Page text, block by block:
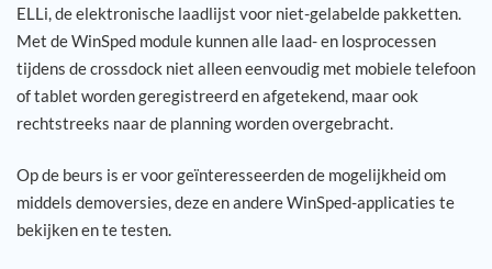
ELLi, de elektronische laadlijst voor niet-gelabelde pakketten.
Met de WinSped module kunnen alle laad- en losprocessen
tijdens de crossdock niet alleen eenvoudig met mobiele telefoon
of tablet worden geregistreerd en afgetekend, maar ook
rechtstreeks naar de planning worden overgebracht.
Op de beurs is er voor geïnteresseerden de mogelijkheid om
middels demoversies, deze en andere WinSped-applicaties te
bekijken en te testen.